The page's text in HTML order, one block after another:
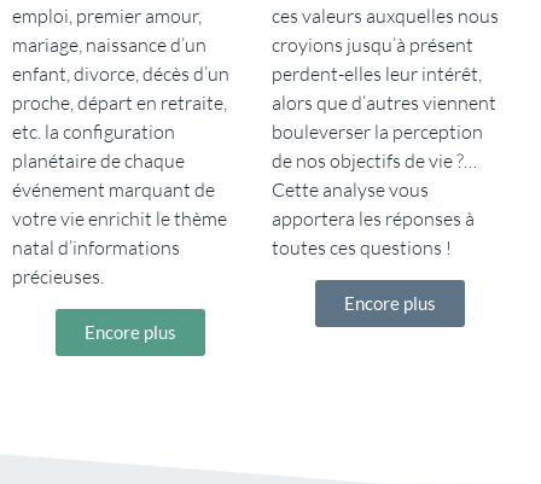
emploi, premier amour,
mariage, naissance d’un
enfant, divorce, décès d’un
proche, départ en retraite,
etc. la configuration
planétaire de chaque
événement marquant de
votre vie enrichit le thème
natal d’informations
précieuses.
Encore plus
ces valeurs auxquelles nous
croyions jusqu’à présent
perdent-elles leur intérêt,
alors que d’autres viennent
bouleverser la perception
de nos objectifs de vie ?…
Cette analyse vous
apportera les réponses à
toutes ces questions !
Encore plus